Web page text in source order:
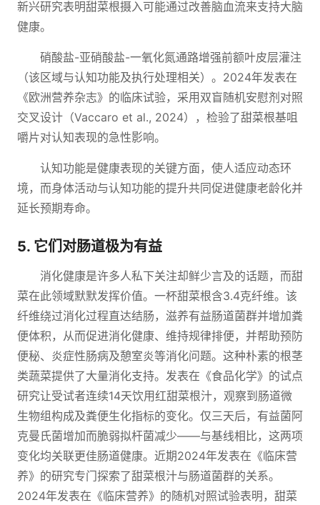
新兴研究表明甜菜根摄入可能通过改善脑血流来支持大脑
健康。
硝酸盐-亚硝酸盐-一氧化氮通路增强前额叶皮层灌注
（该区域与认知功能及执行处理相关）。2024年发表在
《欧洲营养杂志》的临床试验，采用双盲随机安慰剂对照
交叉设计（Vaccaro et al., 2024），检验了甜菜根基咀
嚼片对认知表现的急性影响。
认知功能是健康表现的关键方面，使人适应动态环
境，而身体活动与认知功能的提升共同促进健康老龄化并
延长预期寿命。
5. 它们对肠道极为有益
消化健康是许多人私下关注却鲜少言及的话题，而甜
菜在此领域默默发挥价值。一杯甜菜根含3.4克纤维。该
纤维绕过消化过程直达结肠，滋养有益肠道菌群并增加粪
便体积，从而促进消化健康、维持规律排便，并帮助预防
便秘、炎症性肠病及憩室炎等消化问题。这种朴素的根茎
类蔬菜提供了大量消化支持。发表在《食品化学》的试点
研究让受试者连续14天饮用红甜菜根汁，观察到肠道微
生物组构成及粪便生化指标的变化。仅三天后，有益菌阿
克曼氏菌增加而脆弱拟杆菌减少——与基线相比，这两项
变化均关联更佳肠道健康。近期2024年发表在《临床营
养》的研究专门探索了甜菜根汁与肠道菌群的关系。
2024年发表在《临床营养》的随机对照试验表明，甜菜